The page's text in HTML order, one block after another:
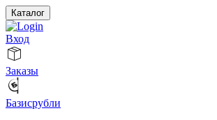
Каталог
Вход
Заказы
Базисрубли